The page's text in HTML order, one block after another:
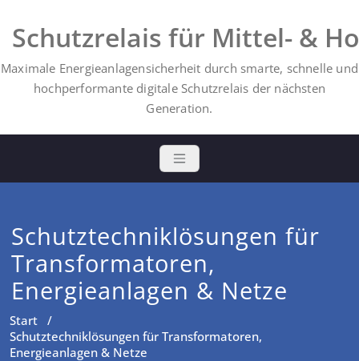
Schutzrelais für Mittel- &
Maximale Energieanlagensicherheit durch smarte, schnelle und
hochperformante digitale Schutzrelais der nächsten
Generation.
Schutztechniklösungen für
Transformatoren,
Energieanlagen & Netze
Start /
Schutztechniklösungen für Transformatoren,
Energieanlagen & Netze